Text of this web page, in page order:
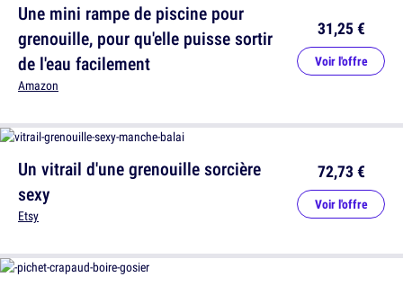
Une mini rampe de piscine pour
grenouille, pour qu'elle puisse sortir
de l'eau facilement
Amazon
31,25 €
Voir l'offre
Un vitrail d'une grenouille sorcière
sexy
Etsy
72,73 €
Voir l'offre